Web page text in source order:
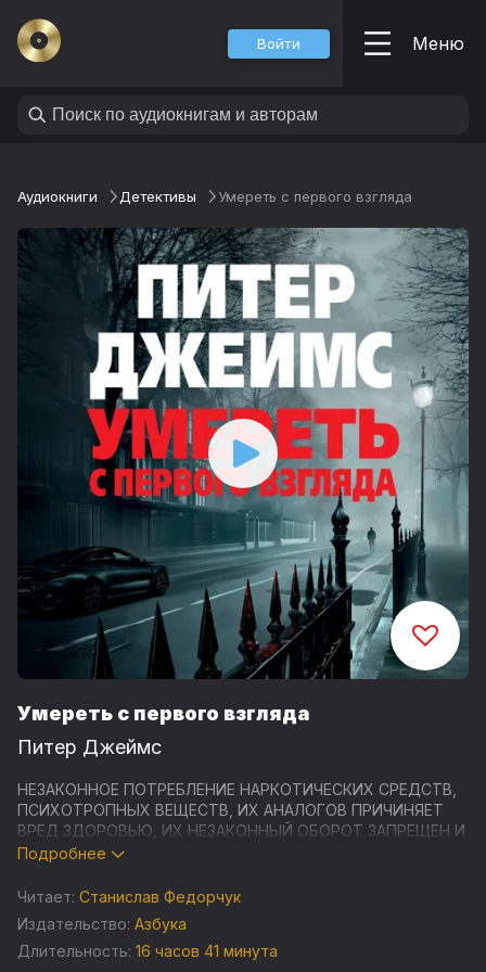
Войти Меню
Аудиокниги Детективы Умереть с первого взгляда
Умереть с первого взгляда
Питер Джеймс
НЕЗАКОННОЕ ПОТРЕБЛЕНИЕ НАРКОТИЧЕСКИХ СРЕДСТВ,
ПСИХОТРОПНЫХ ВЕЩЕСТВ, ИХ АНАЛОГОВ ПРИЧИНЯЕТ
ВРЕД ЗДОРОВЬЮ, ИХ НЕЗАКОННЫЙ ОБОРОТ ЗАПРЕЩЕН И
ВЛЕЧЕТ УСТАНОВЛЕННУЮ ЗАКОНОДАТЕЛЬСТВОМ
Мошенничество в Интернете приобрело небывалый
размах, превратившись в настоящую эпидемию.
Детектив-суперинтендант Рой Грейс сталкивается с
Подробнее
Читает: Станислав Федорчук
Издательство: Азбука
Длительность: 16 часов 41 минута